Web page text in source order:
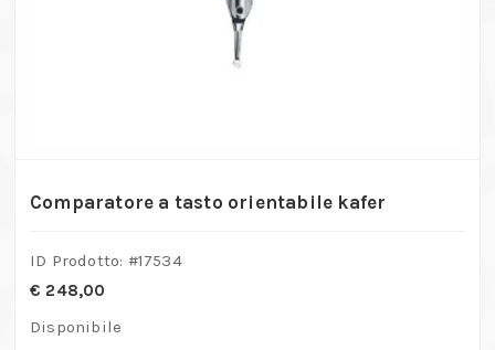
Comparatore a tasto orientabile kafer
ID Prodotto: #17534
€ 248,00
Disponibile